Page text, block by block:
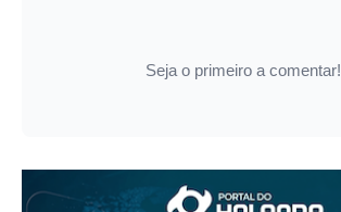
Seja o primeiro a comentar!